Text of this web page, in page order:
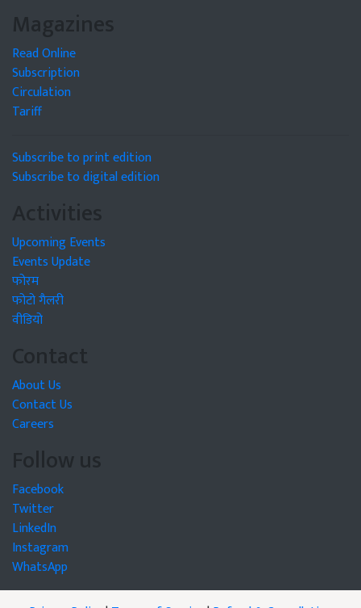
Magazines
Read Online
Subscription
Circulation
Tariff
Subscribe to print edition
Subscribe to digital edition
Activities
Upcoming Events
Events Update
फोरम
फोटो गैलरी
वीडियो
Contact
About Us
Contact Us
Careers
Follow us
Facebook
Twitter
LinkedIn
Instagram
WhatsApp